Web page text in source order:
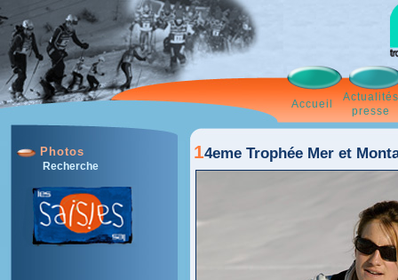
Accueil
Actualités
presse
Photos
Recherche
14eme Trophée Mer et